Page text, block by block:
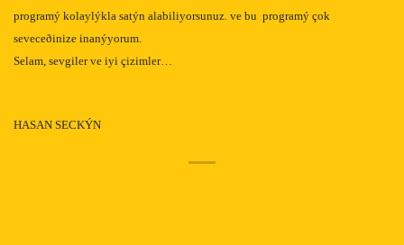
programý kolaylýkla satýn alabiliyorsunuz. ve bu programý çok
seveceðinize inanýyorum.
Selam, sevgiler ve iyi çizimler…
HASAN SECKÝN